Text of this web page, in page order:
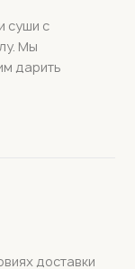
суши с
Мы
дарить
доставки